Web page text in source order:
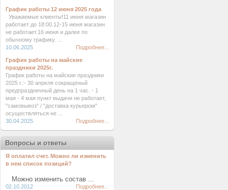
График работы 12 июня 2025 года
Уважаемые клиенты!11 июня магазин
работает до 18:00.12-15 июня магазин
не работает.16 июня и далее по
обычному графику. ...
10.06.2025
Подробнее...
График работы на майские
праздники 2025г.
График работы на майские праздники
2025 г.:- 30 апреля сокращеный
предпраздничный день на 1 час. - 1
мая - 4 мая пункт выдачи не работает,
"самовывоз" / "доставка курьером"
осуществляться не ...
30.04.2025
Подробнее...
Вопросы и ответы
Я оплатил счет. Можно ли изменить
в нем список позиций?
Можно изменить состав ...
02.10.2012 Подробнее...